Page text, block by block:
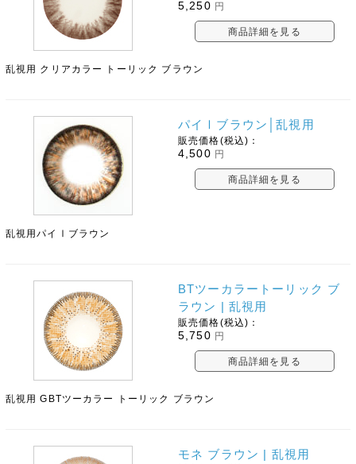
5,250 円
商品詳細を見る
乱視用 クリアカラー トーリック ブラウン
パイⅠブラウン│乱視用
販売価格(税込)：
4,500 円
商品詳細を見る
乱視用パイⅠブラウン
BTツーカラートーリック ブ
ラウン | 乱視用
販売価格(税込)：
5,750 円
商品詳細を見る
乱視用 GBTツーカラー トーリック ブラウン
モネ ブラウン | 乱視用